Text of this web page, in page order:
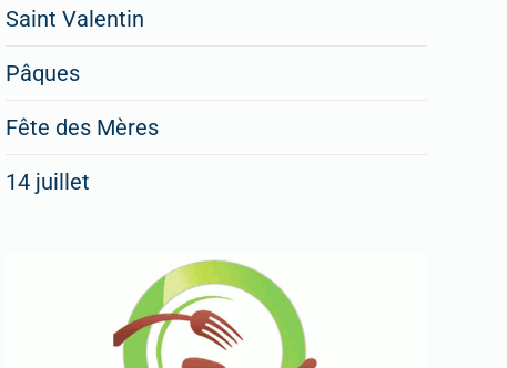
Saint Valentin
Pâques
Fête des Mères
14 juillet